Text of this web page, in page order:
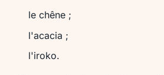
le chêne ;
l'acacia ;
l'iroko.